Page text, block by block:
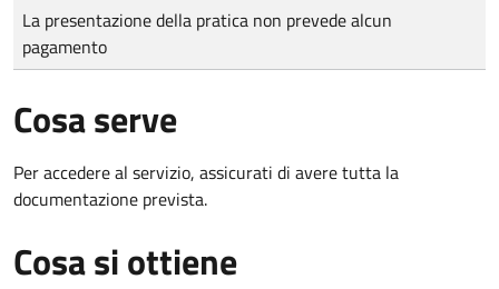
Tipo di pagamento
Importo
La presentazione della pratica non prevede alcun
pagamento
Cosa serve
Per accedere al servizio, assicurati di avere tutta la
documentazione prevista.
Cosa si ottiene